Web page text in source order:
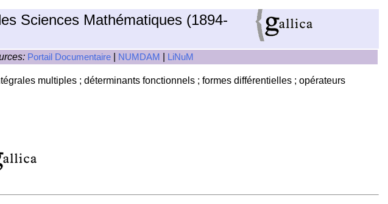
Sciences Mathématiques (1894-
Portail Documentaire NUMDAM LiNuM
multiples ; déterminants fonctionnels ; formes différentielles ; opérateurs